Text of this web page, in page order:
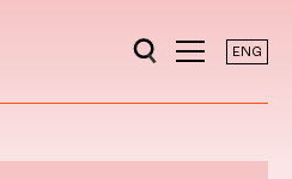
ENG